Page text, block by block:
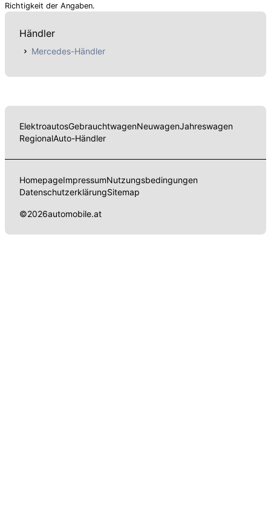
Richtigkeit der Angaben.
Händler
Mercedes-Händler
ElektroautosGebrauchtwagenNeuwagenJahreswagen
RegionalAuto-Händler
HomepageImpressumNutzungsbedingungen
DatenschutzerklärungSitemap
©2026automobile.at